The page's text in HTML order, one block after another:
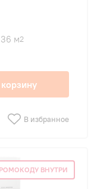
36 м2
В избранное
ВНУТРИ